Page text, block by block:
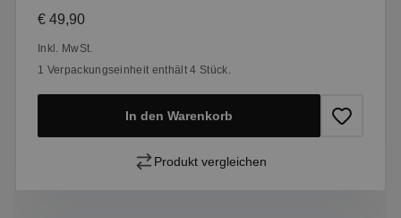
Regulärer Preis:
€ 49,90
Inkl. MwSt.
1 Verpackungseinheit enthält 4 Stück.
In den Warenkorb
Produkt vergleichen